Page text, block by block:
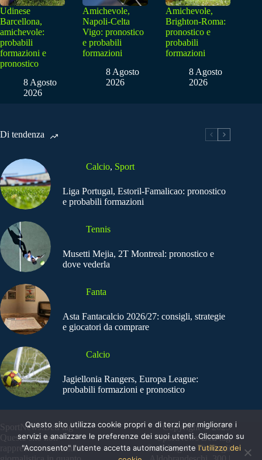
Udinese
Barcellona,
amichevole:
probabili
formazioni e
pronostico
8 Agosto
2026
Amichevole,
Napoli-Celta
Vigo: pronostico
e probabili
formazioni
8 Agosto
2026
Amichevole,
Brighton-Roma:
pronostico e
probabili
formazioni
8 Agosto
2026
Di tendenza
Calcio, Sport
Liga Portugal, Estoril-Famalicao: pronostico
e probabili formazioni
Tennis
Musetti Mejia, 2T Montreal: pronostico e
dove vederla
Fanta
Asta Fantacalcio 2026/27: consigli, strategie
e giocatori da comprare
Calcio
Jagiellonia Rangers, Europa League:
probabili formazioni e pronostico
SportNews.BetFlag -
Questo sito non
rappresenta una testata
Copyright © 2025
SportNews BetFlag
Sede Legale: Via degli
Questo sito utilizza cookie propri e di terzi per migliorare i
servizi e analizzare le preferenze dei suoi utenti. Cliccando su
"Acconsento" l'utente accetta automaticamente l'utilizzo dei